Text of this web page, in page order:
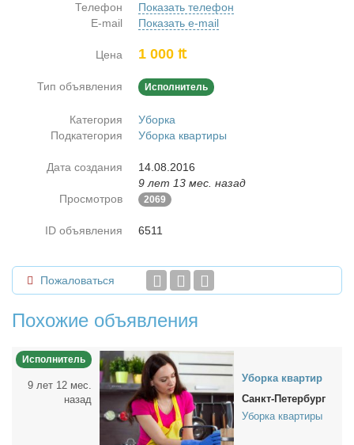
Телефон
Показать телефон
E-mail
Показать e-mail
Цена 1 000 ₶
Тип объявления Исполнитель
Категория
Уборка
Подкатегория
Уборка квартиры
Дата создания
14.08.2016
9 лет 13 мес. назад
Просмотров
2069
ID объявления 6511
Пожаловаться
Похожие объявления
Исполнитель
9 лет 12 мес.
назад
Убор­ка квар­тир
Санкт-Петербург
Уборка квартиры